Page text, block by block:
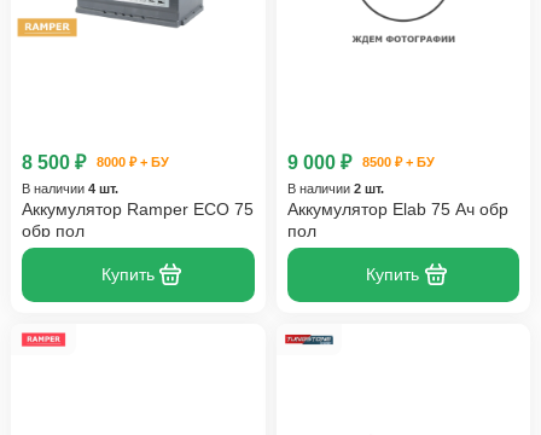
8 500 ₽
8000 ₽ + БУ
В наличии 4 шт.
Аккумулятор Ramper ECO 75
обр пол
Купить
9 000 ₽
8500 ₽ + БУ
В наличии 2 шт.
Аккумулятор Elab 75 Ач обр
пол
Купить